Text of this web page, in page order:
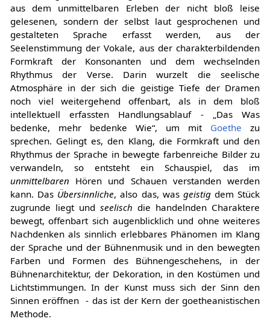
Sinn zu ergreifen, wie sie geschaffen wurden. Sie sollen
aus dem unmittelbaren Erleben der nicht bloß leise
gelesenen, sondern der selbst laut gesprochenen und
gestalteten Sprache erfasst werden, aus der
Seelenstimmung der Vokale, aus der charakterbildenden
Formkraft der Konsonanten und dem wechselnden
Rhythmus der Verse. Darin wurzelt die seelische
Atmosphäre in der sich die geistige Tiefe der Dramen
noch viel weitergehend offenbart, als in dem bloß
intellektuell erfassten Handlungsablauf - „Das Was
bedenke, mehr bedenke Wie“, um mitGoethe zu
sprechen. Gelingt es, den Klang, die Formkraft und den
Rhythmus der Sprache in bewegte farbenreiche Bilder zu
verwandeln, so entsteht ein Schauspiel, das im
unmittelbarenHören und Schauen verstanden werden
kann. DasÜbersinnliche, also das, wasgeistig dem Stück
zugrunde liegt undseelischdie handelnden Charaktere
bewegt, offenbart sich augenblicklich und ohne weiteres
Nachdenken als sinnlich erlebbares Phänomen im Klang
der Sprache und der Bühnenmusik und in den bewegten
Farben und Formen des Bühnengeschehens, in der
Bühnenarchitektur, der Dekoration, in den Kostümen und
Lichtstimmungen. In der Kunst muss sich der Sinn den
Sinnen eröffnen - das ist der Kern der goetheanistischen